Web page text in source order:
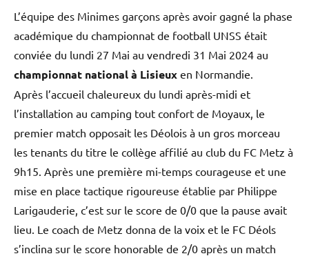
L’équipe des Minimes garçons après avoir gagné la phase
académique du championnat de football UNSS était
conviée du lundi 27 Mai au vendredi 31 Mai 2024 au
championnat national à Lisieux en Normandie.
Après l’accueil chaleureux du lundi après-midi et
l’installation au camping tout confort de Moyaux, le
premier match opposait les Déolois à un gros morceau
les tenants du titre le collège affilié au club du FC Metz à
9h15. Après une première mi-temps courageuse et une
mise en place tactique rigoureuse établie par Philippe
Larigauderie, c’est sur le score de 0/0 que la pause avait
lieu. Le coach de Metz donna de la voix et le FC Déols
s’inclina sur le score honorable de 2/0 après un match